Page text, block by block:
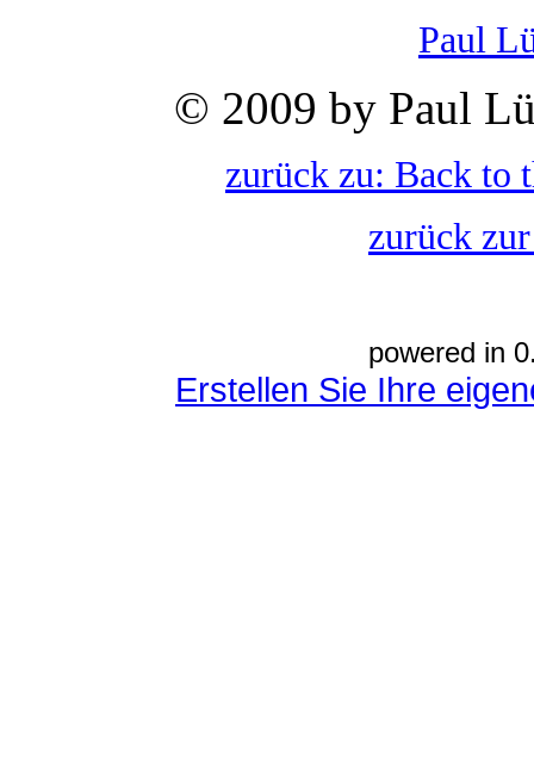
Paul
© 2009 by Paul
zurück zu: Back to
zurück
powered in
Erstellen Sie Ihre